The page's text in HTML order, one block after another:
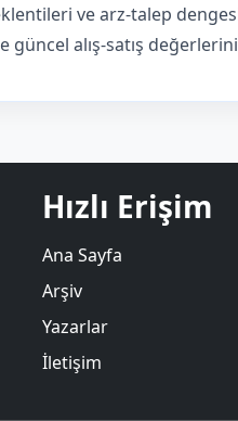
ve arz-talep
alış-satış
Hızlı Erişim
Ana Sayfa
Arşiv
Yazarlar
İletişim